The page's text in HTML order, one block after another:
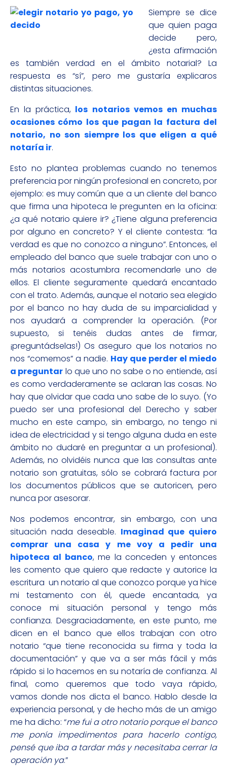
Siempre se dice
que quien paga
decide pero,
¿esta afirmación
es también verdad en el ámbito notarial? La
respuesta es “sí”, pero me gustaría explicaros
distintas situaciones.
En la práctica, los notarios vemos en muchas
ocasiones cómo los que pagan la factura del
notario, no son siempre los que eligen a qué
notaría ir.
Esto no plantea problemas cuando no tenemos
preferencia por ningún profesional en concreto, por
ejemplo: es muy común que a un cliente del banco
que firma una hipoteca le pregunten en la oficina:
¿a qué notario quiere ir? ¿Tiene alguna preferencia
por alguno en concreto? Y el cliente contesta: “la
verdad es que no conozco a ninguno”. Entonces, el
empleado del banco que suele trabajar con uno o
más notarios acostumbra recomendarle uno de
ellos. El cliente seguramente quedará encantado
con el trato. Además, aunque el notario sea elegido
por el banco no hay duda de su imparcialidad y
nos ayudará a comprender la operación. (Por
supuesto, si tenéis dudas antes de firmar,
¡preguntádselas!) Os aseguro que los notarios no
nos “comemos” a nadie. Hay que perder el miedo
a preguntar lo que uno no sabe o no entiende, así
es como verdaderamente se aclaran las cosas. No
hay que olvidar que cada uno sabe de lo suyo. (Yo
puedo ser una profesional del Derecho y saber
mucho en este campo, sin embargo, no tengo ni
idea de electricidad y si tengo alguna duda en este
ámbito no dudaré en preguntar a un profesional).
Además, no olvidéis nunca que las consultas ante
notario son gratuitas, sólo se cobrará factura por
los documentos públicos que se autoricen, pero
nunca por asesorar.
Nos podemos encontrar, sin embargo, con una
situación nada deseable. Imaginad que quiero
comprar una casa y me voy a pedir una
hipoteca al banco, me la conceden y entonces
les comento que quiero que redacte y autorice la
escritura un notario al que conozco porque ya hice
mi testamento con él, quede encantada, ya
conoce mi situación personal y tengo más
confianza. Desgraciadamente, en este punto, me
dicen en el banco que ellos trabajan con otro
notario “que tiene reconocida su firma y toda la
documentación” y que va a ser más fácil y más
rápido si lo hacemos en su notaría de confianza. Al
final, como queremos que todo vaya rápido,
vamos donde nos dicta el banco. Hablo desde la
experiencia personal, y de hecho más de un amigo
me ha dicho: “me fui a otro notario porque el banco
me ponía impedimentos para hacerlo contigo,
pensé que iba a tardar más y necesitaba cerrar la
operación ya.”